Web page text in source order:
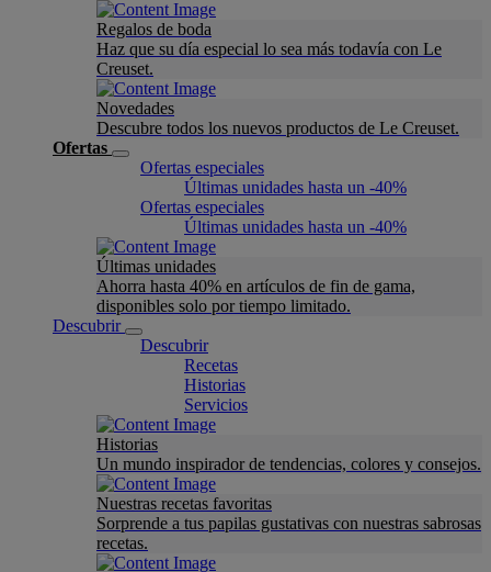
Regalos de boda
Haz que su día especial lo sea más todavía con Le
Creuset.
Novedades
Descubre todos los nuevos productos de Le Creuset.
Ofertas
Ofertas especiales
Últimas unidades hasta un -40%
Ofertas especiales
Últimas unidades hasta un -40%
Últimas unidades
Ahorra hasta 40% en artículos de fin de gama,
disponibles solo por tiempo limitado.
Descubrir
Descubrir
Recetas
Historias
Servicios
Historias
Un mundo inspirador de tendencias, colores y consejos.
Nuestras recetas favoritas
Sorprende a tus papilas gustativas con nuestras sabrosas
recetas.